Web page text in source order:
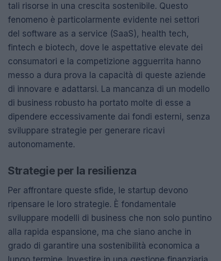
tali risorse in una crescita sostenibile. Questo
fenomeno è particolarmente evidente nei settori
del software as a service (SaaS), health tech,
fintech e biotech, dove le aspettative elevate dei
consumatori e la competizione agguerrita hanno
messo a dura prova la capacità di queste aziende
di innovare e adattarsi. La mancanza di un modello
di business robusto ha portato molte di esse a
dipendere eccessivamente dai fondi esterni, senza
sviluppare strategie per generare ricavi
autonomamente.
Strategie per la resilienza
Per affrontare queste sfide, le startup devono
ripensare le loro strategie. È fondamentale
sviluppare modelli di business che non solo puntino
alla rapida espansione, ma che siano anche in
grado di garantire una sostenibilità economica a